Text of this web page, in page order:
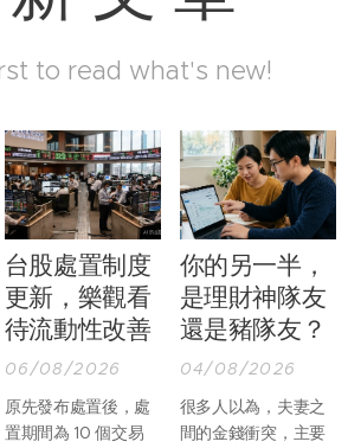
to read what's new!
台股處置制度
更新，樂觀看
待流動性改善
06/08/2026
原先發布處置後，處
置期間為 10 個交易
你的另一半，
是理財神隊友
還是豬隊友？
04/08/2026
很多人以為，夫妻之
間的金錢衝突，主要